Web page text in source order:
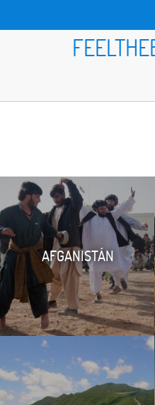
AFGANISTÁN